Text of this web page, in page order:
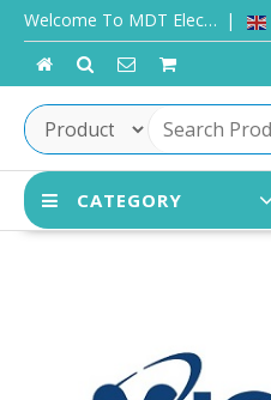
Skip
content
Welcome To MDT Elec…
CATEGORY